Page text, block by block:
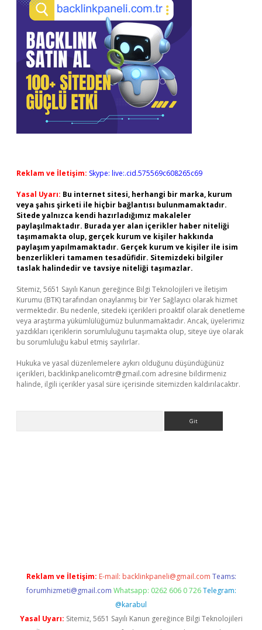
Reklam ve İletişim: Skype: live:.cid.575569c608265c69
Yasal Uyarı: Bu internet sitesi, herhangi bir marka, kurum
veya şahıs şirketi ile hiçbir bağlantısı bulunmamaktadır.
Sitede yalnızca kendi hazırladığımız makaleler
paylaşılmaktadır. Burada yer alan içerikler haber niteliği
taşımamakta olup, gerçek kurum ve kişiler hakkında
paylaşım yapılmamaktadır. Gerçek kurum ve kişiler ile isim
benzerlikleri tamamen tesadüfidir. Sitemizdeki bilgiler
taslak halindedir ve tavsiye niteliği taşımazlar.
Sitemiz, 5651 Sayılı Kanun gereğince Bilgi Teknolojileri ve İletişim
Kurumu (BTK) tarafından onaylanmış bir Yer Sağlayıcı olarak hizmet
vermektedir. Bu nedenle, sitedeki içerikleri proaktif olarak denetleme
veya araştırma yükümlülüğümüz bulunmamaktadır. Ancak, üyelerimiz
yazdıkları içeriklerin sorumluluğunu taşımakta olup, siteye üye olarak
bu sorumluluğu kabul etmiş sayılırlar.
Hukuka ve yasal düzenlemelere aykırı olduğunu düşündüğünüz
içerikleri, backlinkpanelicomtr@gmail.com adresine bildirmeniz
halinde, ilgili içerikler yasal süre içerisinde sitemizden kaldırılacaktır.
Reklam ve İletişim: E-mail: backlinkpaneli@gmail.com Teams:
forumhizmeti@gmail.com Whatsapp: 0262 606 0 726 Telegram:
@karabul
Yasal Uyarı: Sitemiz, 5651 Sayılı Kanun gereğince Bilgi Teknolojileri